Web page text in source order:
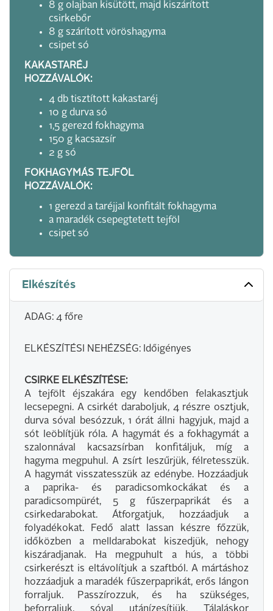
8 g olajban kisütött, majd kiszárított
csirkebőr
8 g szárított vöröshagyma
csipet só
KAKASTARÉJ
HOZZÁVALÓK:
4 db tisztított kakastaréj
10 g durva só
1,5 gerezd fokhagyma
150 g kacsazsír
2 g só
FOKHAGYMÁS TEJFÖL
HOZZÁVALÓK:
1 gerezd a taréjjal konfitált fokhagyma
a maradék csepegtetett tejföl
csipet só
Elkészítés
ADAG: 4 főre
ELKÉSZÍTÉSI NEHÉZSÉG: Időigényes
CSIRKE ELKÉSZÍTÉSE:
A tejfölt éjszakára egy kendőben felakasztjuk
lecsepegni. A csirkét daraboljuk, 4 részre osztjuk,
durva sóval besózzuk, 1 órát állni hagyjuk, majd a
sót leöblítjük róla. A hagymát és a fokhagymát a
szalonnával kacsazsírban konfitáljuk, míg a
hagyma megpuhul. A zsírt leszűrjük, félretesszük.
A hagymát visszatesszük az edénybe. Hozzáadjuk
a paprika- és paradicsomkockákat és a
paradicsompürét, 5 g fűszerpaprikát és a
csirkedarabokat. Átforgatjuk, hozzáadjuk a
folyadékokat. Fedő alatt lassan készre főzzük,
időközben a melldarabokat kiszedjük, nehogy
kiszáradjanak. Ha megpuhult a hús, a többi
csirkerészt is eltávolítjuk a szaftból. A mártáshoz
hozzáadjuk a maradék fűszerpaprikát, erős lángon
forraljuk. Passzírozzuk, és ha szükséges,